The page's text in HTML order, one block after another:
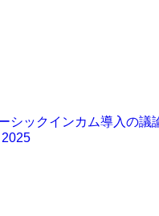
シックインカム導入の議